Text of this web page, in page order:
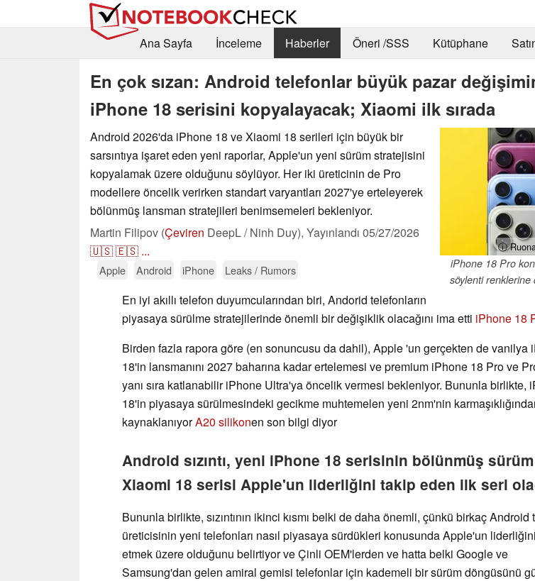
Ana Sayfa
İnceleme Haberler Öneri /SSS Kütüphane
En çok sızan: Android telefonlar büyük pazar
iPhone 18 serisini kopyalayacak; Xiaomi ilk sırada
ⓘ
iPhone 18 Pro
söylenti renklerine
Android 2026'da iPhone 18 ve Xiaomi 18 serileri için büyük bir
sarsıntıya işaret eden yeni raporlar, Apple'un yeni sürüm stratejisini
kopyalamak üzere olduğunu söylüyor. Her iki üreticinin de Pro
modellere öncelik verirken standart varyantları 2027'ye erteleyerek
bölünmüş lansman stratejileri benimsemeleri bekleniyor.
Martin Filipov (Çeviren DeepL / Ninh Duy), Yayınlandı 05/27/2026
🇺🇸🇪🇸 ...
Apple Android iPhone Leaks / Rumors
En iyi akıllı telefon duyumcularından biri, Andorid telefonların
piyasaya sürülme stratejilerinde önemli bir değişiklik olacağını ima etti iPhone 18
Birden fazla rapora göre (en sonuncusu da dahil), Apple 'un gerçekten de vanilya
18'in lansmanını 2027 baharına kadar ertelemesi ve premium iPhone 18 Pro ve
yanı sıra katlanabilir iPhone Ultra'ya öncelik vermesi bekleniyor. Bununla birlikte,
18'in piyasaya sürülmesindeki gecikme muhtemelen yeni 2nm'nin
kaynaklanıyorA20 silikonen son bilgi diyor
Android sızıntı, yeni iPhone 18 serisinin bölünmüş
Xiaomi 18 serisi Apple'un liderliğini takip eden ilk seri
Bununla birlikte, sızıntının ikinci kısmı belki de daha önemli, çünkü birkaç Android
üreticisinin yeni telefonları nasıl piyasaya sürdükleri konusunda Apple'un
etmek üzere olduğunu belirtiyor ve Çinli OEM'lerden ve hatta belki Google ve
Samsung'dan gelen amiral gemisi telefonlar için kademeli bir sürüm döngüsünü